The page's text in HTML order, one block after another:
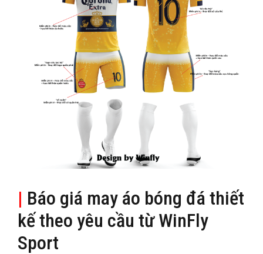
| Báo giá may áo bóng đá thiết
kế theo yêu cầu từ WinFly
Sport